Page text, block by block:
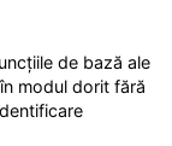
de bază ale
modul dorit fără